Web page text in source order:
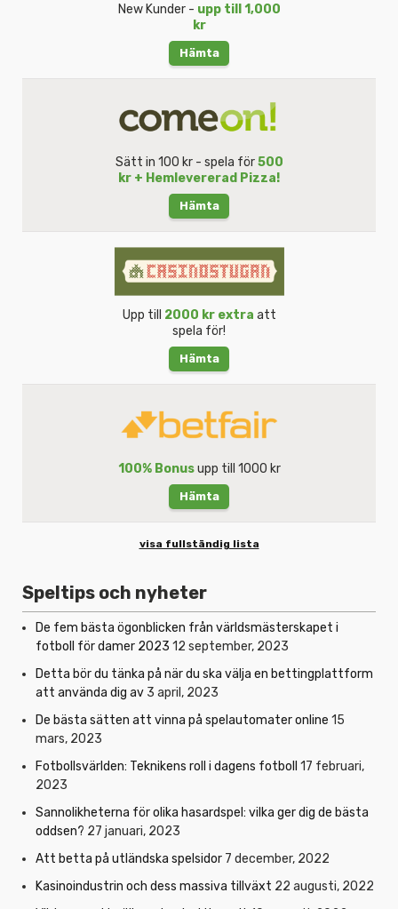
New Kunder - upp till 1,000
kr
Hämta
Sätt in 100 kr - spela för500
kr + Hemlevererad Pizza!
Hämta
Upp till 2000 kr extra att
spela för!
Hämta
100% Bonusupp till 1000 kr
Hämta
visa fullständig lista
Speltips och nyheter
De fem bästa ögonblicken från världsmästerskapet i
fotboll för damer 2023 12 september, 2023
Detta bör du tänka på när du ska välja en bettingplattform
att använda dig av 3 april, 2023
De bästa sätten att vinna på spelautomater online 15
mars, 2023
Fotbollsvärlden: Teknikens roll i dagens fotboll 17 februari,
2023
Sannolikheterna för olika hasardspel: vilka ger dig de bästa
oddsen? 27 januari, 2023
Att betta på utländska spelsidor 7 december, 2022
Kasinoindustrin och dess massiva tillväxt 22 augusti, 2022